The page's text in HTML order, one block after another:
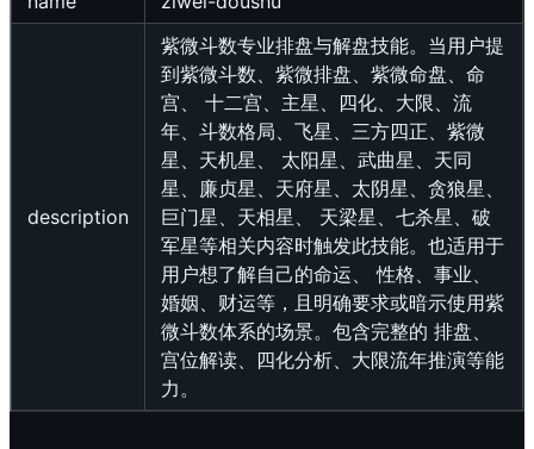
description
紫微斗数专业排盘与解盘技能。当用户提
到紫微斗数、紫微排盘、紫微命盘、命
宫、 十二宫、主星、四化、大限、流
年、斗数格局、飞星、三方四正、紫微
星、天机星、 太阳星、武曲星、天同
星、廉贞星、天府星、太阴星、贪狼星、
巨门星、天相星、 天梁星、七杀星、破
军星等相关内容时触发此技能。也适用于
用户想了解自己的命运、 性格、事业、
婚姻、财运等，且明确要求或暗示使用紫
微斗数体系的场景。包含完整的 排盘、
宫位解读、四化分析、大限流年推演等能
力。